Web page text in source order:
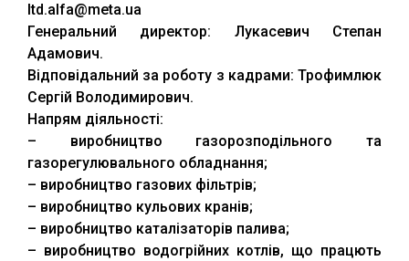
ltd.alfa@meta.ua
Генеральний директор: Лукасевич Степан
Адамович.
Відповідальний за роботу з кадрами: Трофимлюк
Сергій Володимирович.
Напрям діяльності:
– виробництво газорозподільного та
газорегулювального обладнання;
– виробництво газових фільтрів;
– виробництво кульових кранів;
– виробництво каталізаторів палива;
– виробництво водогрійних котлів, що працють